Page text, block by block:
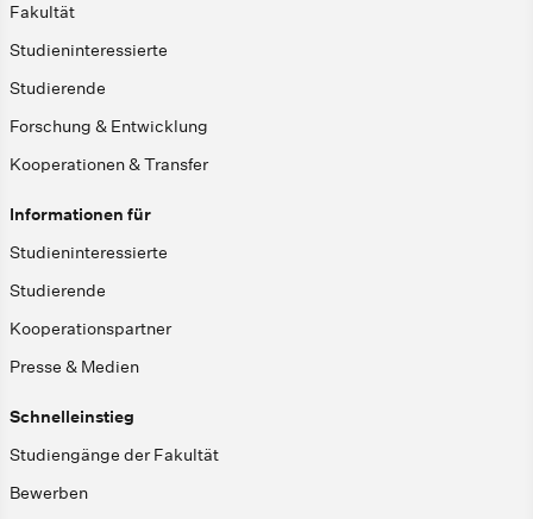
Fakultät
Studieninteressierte
Studierende
Forschung & Entwicklung
Kooperationen & Transfer
Informationen für
Studieninteressierte
Studierende
Kooperationspartner
Presse & Medien
Schnelleinstieg
Studiengänge der Fakultät
Bewerben